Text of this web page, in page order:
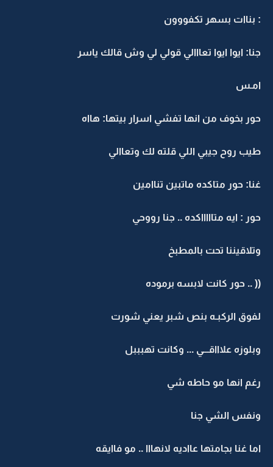
: بناات بسهر تكفووون
جنا: ايوا ايوا تعااالي قولي لي وش قالك ياسر
امـس
حور بخوف من انها تفشي اسرار بيتها: هااه
طيب روح جيبي اللي قلته لك وتعاالي
غنا: حور متاكده ماتبين تناامين
حور : ايه متاااااكده .. جنا رووحي
وتلاقيننا تحت بالمطبخ
(( .. حور كانت لابسه برموده
لفوق الركبـه بنص شبر يعني شورت
وبلوزه علاااقـــي ... وكانت تهبببل
رغم انها مو حاطه شي
ونفس الشي جنا
اما غنا بجامتها عااديه لانهااا .. مو فاايقه